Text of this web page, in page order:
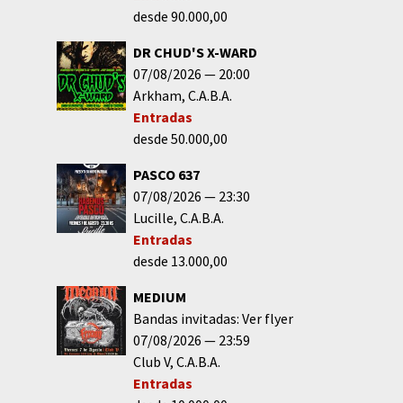
desde 90.000,00
DR CHUD'S X-WARD
07/08/2026
20:00
Arkham C.A.B.A.
Entradas
desde 50.000,00
PASCO 637
07/08/2026
23:30
Lucille C.A.B.A.
Entradas
desde 13.000,00
MEDIUM
Bandas invitadas: Ver flyer
07/08/2026
23:59
Club V C.A.B.A.
Entradas